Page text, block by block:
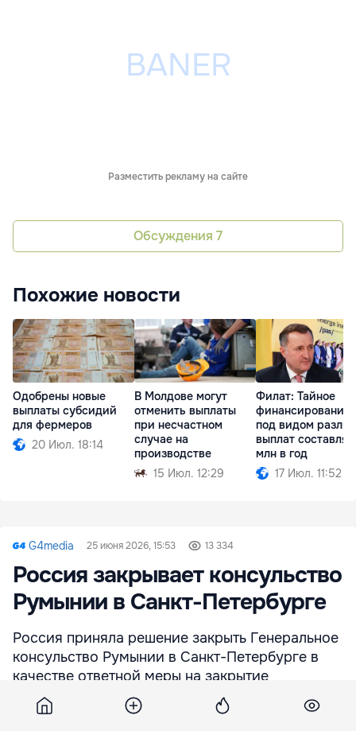
Разместить рекламу на сайте
Обсуждения 7
Похожие новости
Одобрены новые
выплаты субсидий
для фермеров
20 Июл. 18:14
В Молдове могут
отменить выплаты
при несчастном
случае на
производстве
15 Июл. 12:29
Филат: Тайное
финансирование
под видом
выплат
млн в год
17 Июл. 11:52
G4media 25 июня 2026, 15:53 13 334
Россия закрывает консульство
Румынии в Санкт-Петербурге
Россия приняла решение закрыть Генеральное
консульство Румынии в Санкт-Петербурге в
качестве ответной меры на закрытие
Генконсульства РФ в Констанце.